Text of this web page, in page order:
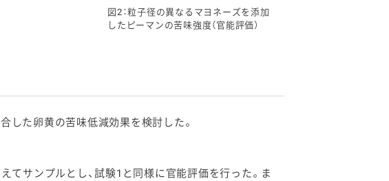
図2：粒子径の異なるマヨネーズを添加
したピーマンの苦味強度（官能評価）
した卵黄の苦味低減効果を検討した。
サンプルとし、試験1と同様に官能評価を行った。ま